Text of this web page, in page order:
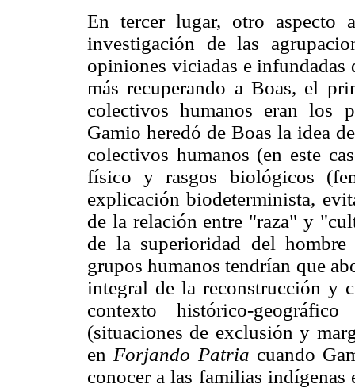
En tercer lugar, otro aspecto
investigación de las
opiniones viciadas e infundadas
más recuperando a Boas, el
colectivos humanos eran los
Gamio heredó de Boas la idea
colectivos humanos (en este
físico y rasgos biológicos
explicación biodeterminista,
de la relación entre "raza" y
de la superioridad del
grupos humanos tendrían que
integral de la reconstrucción y
contexto histórico-
(situaciones de exclusión y
en Forjando Patria cuando
conocer a las familias